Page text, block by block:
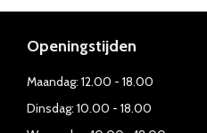
Openingstijden
Maandag: 12.00 - 18.00
Dinsdag: 10.00 - 18.00